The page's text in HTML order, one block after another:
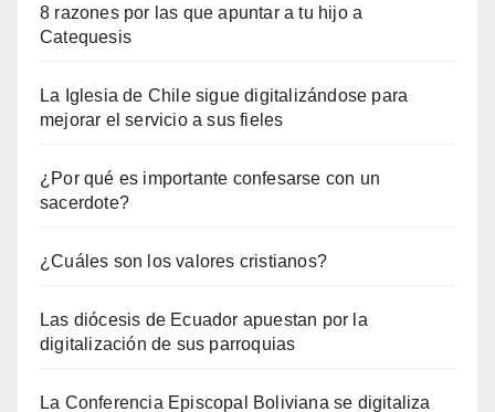
8 razones por las que apuntar a tu hijo a
Catequesis
La Iglesia de Chile sigue digitalizándose para
mejorar el servicio a sus fieles
¿Por qué es importante confesarse con un
sacerdote?
¿Cuáles son los valores cristianos?
Las diócesis de Ecuador apuestan por la
digitalización de sus parroquias
La Conferencia Episcopal Boliviana se digitaliza